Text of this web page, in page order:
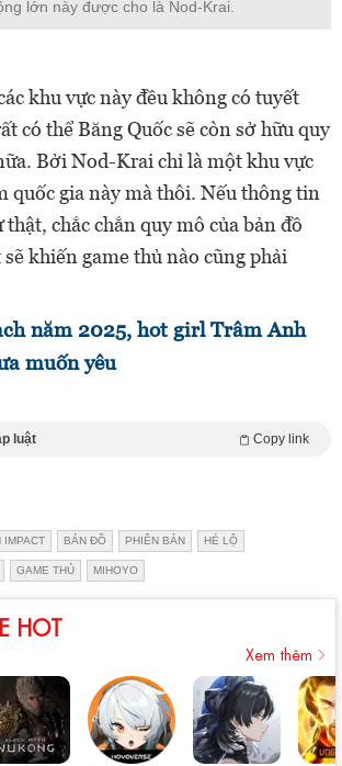
lớn này được cho là Nod-Krai.
khu vực này đều không có tuyết
có thể Băng Quốc sẽ còn sở hữu quy
Bởi Nod-Krai chỉ là một khu vực
quốc gia này mà thôi. Nếu thông tin
chắc chắn quy mô của bản đồ
khiến game thủ nào cũng phải
năm 2025, hot girl Trâm Anh
muốn yêu
luật Copy link
IMPACT BẢN ĐỒ PHIÊN BẢN HÉ LỘ
GAME THỦ MIHOYO
HOT
Xem thêm